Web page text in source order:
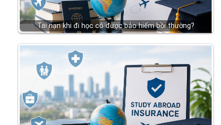
Tai nạn khi đi học có được bảo hiểm bồi thường?